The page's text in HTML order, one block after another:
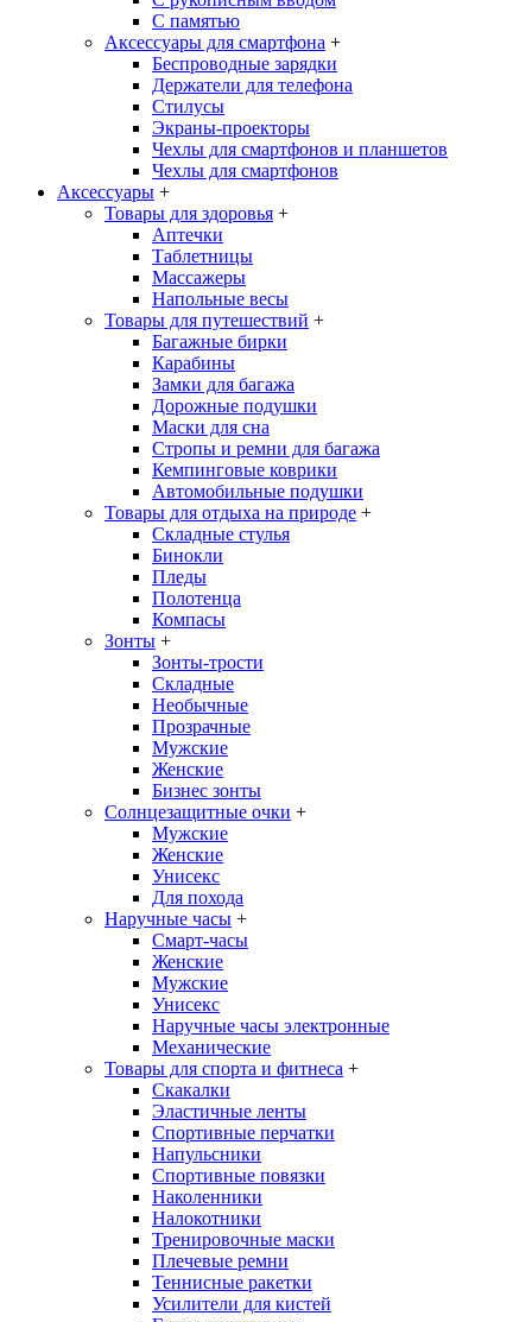
С памятью
Аксессуары для смартфона +
Беспроводные зарядки
Держатели для телефона
Стилусы
Экраны-проекторы
Чехлы для смартфонов и планшетов
Чехлы для смартфонов
Аксессуары +
Товары для здоровья +
Аптечки
Таблетницы
Массажеры
Напольные весы
Товары для путешествий +
Багажные бирки
Карабины
Замки для багажа
Дорожные подушки
Маски для сна
Стропы и ремни для багажа
Кемпинговые коврики
Автомобильные подушки
Товары для отдыха на природе +
Складные стулья
Бинокли
Пледы
Полотенца
Компасы
Зонты +
Зонты-трости
Складные
Необычные
Прозрачные
Мужские
Женские
Бизнес зонты
Солнцезащитные очки +
Мужские
Женские
Унисекс
Для похода
Наручные часы +
Смарт-часы
Женские
Мужские
Унисекс
Наручные часы электронные
Механические
Товары для спорта и фитнеса +
Скакалки
Эластичные ленты
Спортивные перчатки
Напульсники
Спортивные повязки
Наколенники
Налокотники
Тренировочные маски
Плечевые ремни
Теннисные ракетки
Усилители для кистей